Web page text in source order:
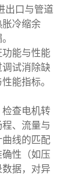
出口与管道
胀冷缩余
功能与性能
试消除缺
能指标。
查电机转
、流量与
线的匹配
性（如压
据，对异